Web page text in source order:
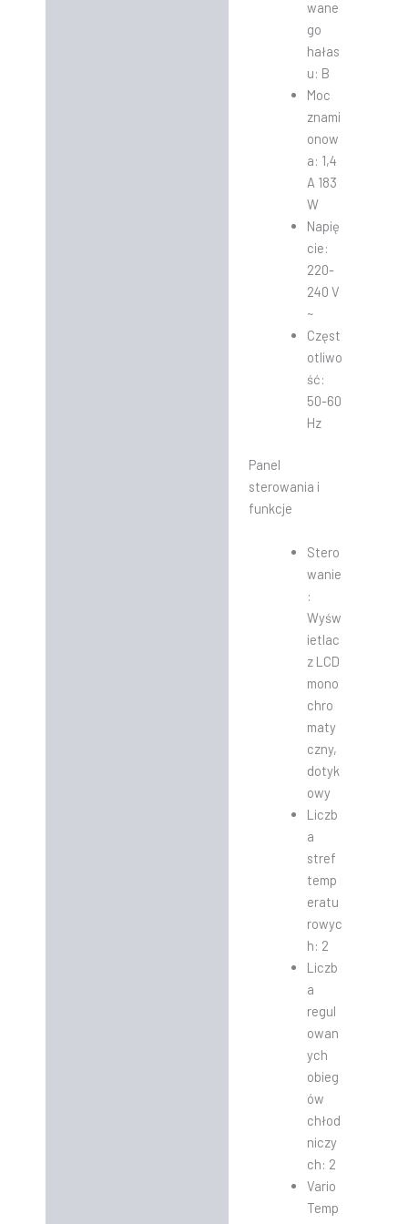
wane
go
hałas
u: B
Moc
znami
onow
a: 1,4
A 183
W
Napię
cie:
220-
240 V
~
Częst
otliwo
ść:
50-60
Hz
Panel
sterowania i
funkcje
Stero
wanie
:
Wyśw
ietlac
z LCD
mono
chro
maty
czny,
dotyk
owy
Liczb
a
stref
temp
eratu
rowyc
h: 2
Liczb
a
regul
owan
ych
obieg
ów
chłod
niczy
ch: 2
Vario
Temp